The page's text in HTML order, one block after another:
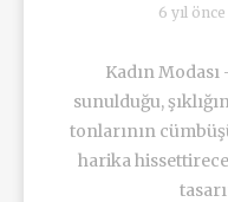
6 yıl
Kadın
sunulduğu,
tonlarının
harika